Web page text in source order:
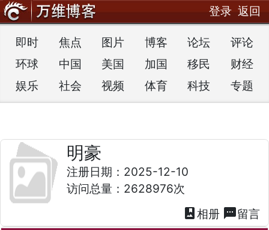
登录 返回
即时 焦点 图片 博客 论坛
评论
环球
中国 美国 加国 移民
财经
娱乐
社会 视频 体育 科技 专题
明豪
注册日期：2025-12-10
访问总量：2628976次
photo_album 相册 textsms留言